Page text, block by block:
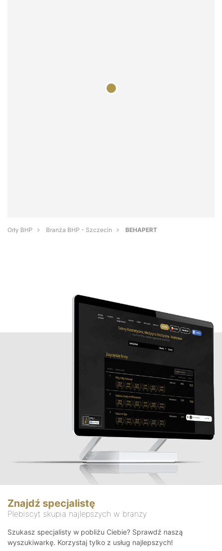
Orły BHP Branża BHP - Szczecin BEHAPERT
Znajdź specjalistę
Plebiscyt skupia najlepszych w branży
Szukasz specjalisty w pobliżu Ciebie? Sprawdź naszą
wyszukiwarkę. Korzystaj tylko z usług najlepszych!